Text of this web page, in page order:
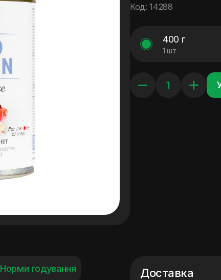
Код: 14288
400 г
1 шт
Норми годування Доставка